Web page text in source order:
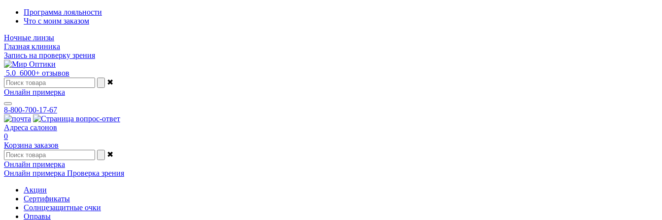
Программа лояльности
Что с моим заказом
Ночные линзы
Глазная клиника
Запись на проверку зрения
5.0 6000+ отзывов
✖
Онлайн примерка
8-800-700-17-67
Адреса салонов
0
Корзина заказов
✖
Онлайн примерка
Онлайн примерка Проверка зрения
Акции
Сертификаты
Солнцезащитные очки
Оправы